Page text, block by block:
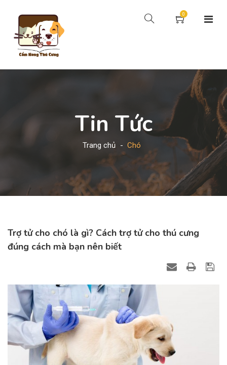
0
Tin Tức
Trang chủ Chó
Trợ tử cho chó là gì? Cách trợ tử cho thú cưng
đúng cách mà bạn nên biết